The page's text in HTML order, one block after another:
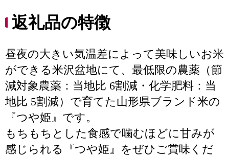
返礼品の特徴
昼夜の大きい気温差によって美味しいお米
ができる米沢盆地にて、最低限の農薬（節
減対象農薬：当地比 6割減・化学肥料：当
地比 5割減）で育てた山形県ブランド米の
『つや姫』です。
もちもちとした食感で噛むほどに甘みが
感じられる『つや姫』をぜひご賞味くだ